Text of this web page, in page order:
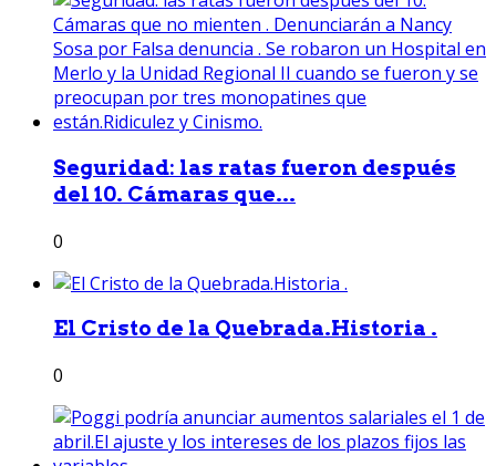
Seguridad: las ratas fueron después
del 10. Cámaras que...
0
El Cristo de la Quebrada.Historia .
0